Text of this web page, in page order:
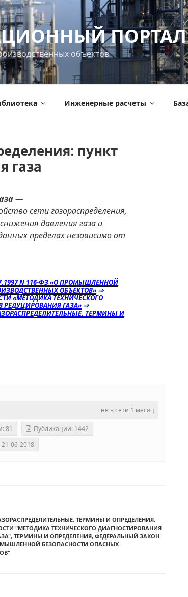
ПОРТАЛ
объектов
Инженерные расчеты
пункт
газа
—
сети газораспределения,
давления газа и
пределах независимо от
N 116-ФЗ «О ПРОМЫШЛЕННОЙ
ОБЪЕКТОВ»⇒
«МЕТОДИКА ТЕХНИЧЕСКОГО
РЕДУЦИРОВАНИЯ ГАЗА»⇒
ТЕРМИНЫ И
не в сети 1 месяц
81
Публикации: 1442
06-2018
ТЕРМИНЫ И ОПРЕДЕЛЕНИЯ,
"МЕТОДИКА ТЕХНИЧЕСКОГО ДИАГНОСТИРОВАНИЯ
, ТЕРМИНЫ И ОПРЕДЕЛЕНИЯ, ФЕДЕРАЛЬНЫЙ ЗАКОН
БЕЗОПАСНОСТИ ОПАСНЫХ